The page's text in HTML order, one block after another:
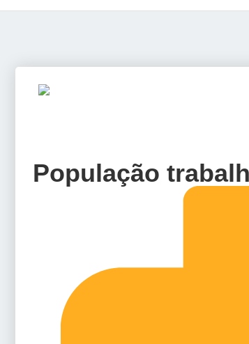
População